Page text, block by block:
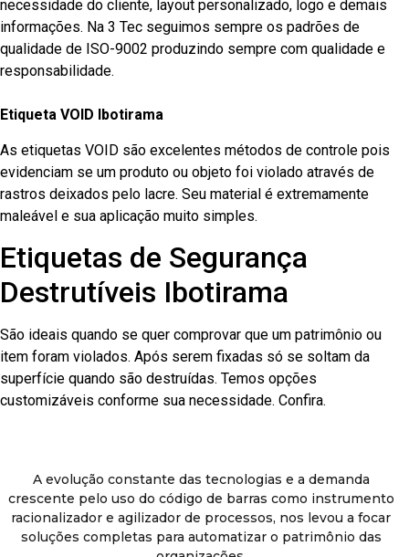
necessidade do cliente, layout personalizado, logo e demais
informações. Na 3 Tec seguimos sempre os padrões de
qualidade de ISO-9002 produzindo sempre com qualidade e
responsabilidade.
Etiqueta VOID Ibotirama
As etiquetas VOID são excelentes métodos de controle pois
evidenciam se um produto ou objeto foi violado através de
rastros deixados pelo lacre. Seu material é extremamente
maleável e sua aplicação muito simples.
Etiquetas de Segurança
Destrutíveis Ibotirama
São ideais quando se quer comprovar que um patrimônio ou
item foram violados. Após serem fixadas só se soltam da
superfície quando são destruídas. Temos opções
customizáveis conforme sua necessidade. Confira.
A evolução constante das tecnologias e a demanda
crescente pelo uso do código de barras como instrumento
racionalizador e agilizador de processos, nos levou a focar
soluções completas para automatizar o patrimônio das